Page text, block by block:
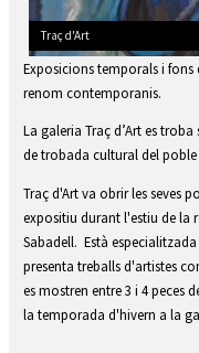
Traç d'Art
Diapositiva 2 de 2: Traç d'Art
Exposicions temporals i fons
renom contemporanis.
La galeria Traç d’Art es
de trobada cultural del poble
Traç d'Art va obrir les seves
expositiu durant l'estiu de la
Sabadell. Està
presenta treballs d'artistes
es mostren entre 3 i 4 peces
la temporada d'hivern a la